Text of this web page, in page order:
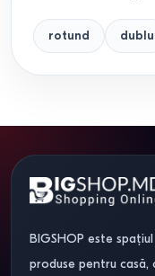
rotund dublu
BIGSHOP este
produse pentru casă,